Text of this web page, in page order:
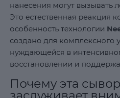
нанесения могут вызывать
Это естественная реакция
особенность технологии
создано для комплексного
нуждающейся в
восстановлении и
Почему эта